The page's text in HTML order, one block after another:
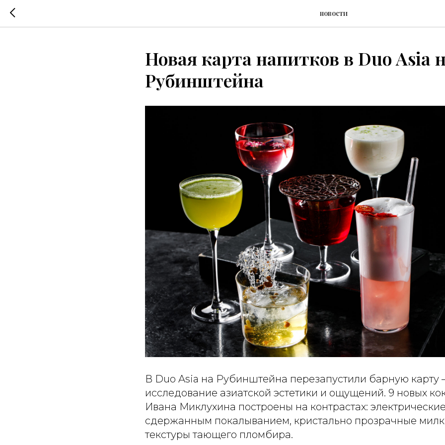
новости
Новая карта напитков в Duo Asia
Рубинштейна
В Duo Asia на Рубинштейна перезапустили барную карту
исследование азиатской эстетики и ощущений. 9 новых
Ивана Миклухина построены на контрастах:
сдержанным покалыванием, кристально прозрачные
текстуры тающего пломбира.